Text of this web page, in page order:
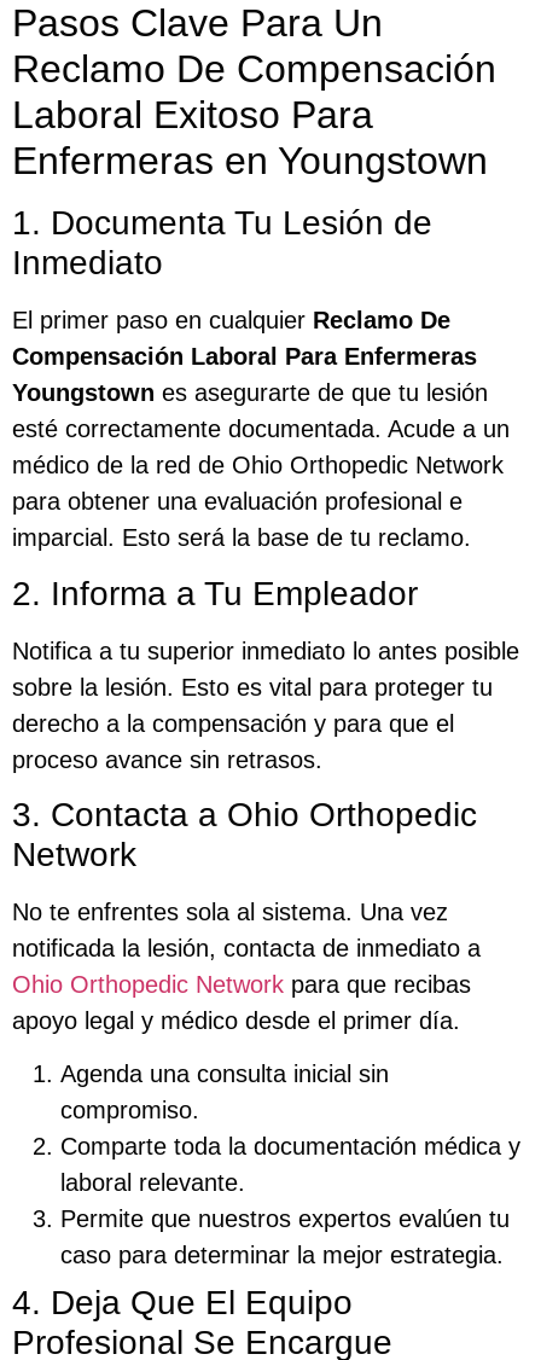
Pasos Clave Para Un
Reclamo De Compensación
Laboral Exitoso Para
Enfermeras en Youngstown
1. Documenta Tu Lesión de
Inmediato
El primer paso en cualquier Reclamo De
Compensación Laboral Para Enfermeras
Youngstown es asegurarte de que tu lesión
esté correctamente documentada. Acude a un
médico de la red de Ohio Orthopedic Network
para obtener una evaluación profesional e
imparcial. Esto será la base de tu reclamo.
2. Informa a Tu Empleador
Notifica a tu superior inmediato lo antes posible
sobre la lesión. Esto es vital para proteger tu
derecho a la compensación y para que el
proceso avance sin retrasos.
3. Contacta a Ohio Orthopedic
Network
No te enfrentes sola al sistema. Una vez
notificada la lesión, contacta de inmediato a
Ohio Orthopedic Network para que recibas
apoyo legal y médico desde el primer día.
Agenda una consulta inicial sin
compromiso.
Comparte toda la documentación médica y
laboral relevante.
Permite que nuestros expertos evalúen tu
caso para determinar la mejor estrategia.
4. Deja Que El Equipo
Profesional Se Encargue